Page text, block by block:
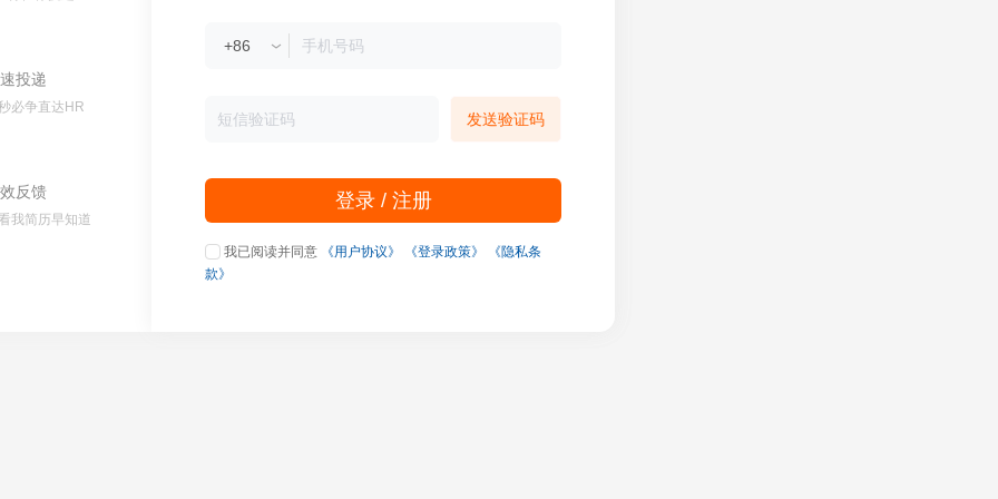
投递
必争直达HR
反馈
我简历早知道
发送验证码
登录 / 注册
我已阅读并同意 《用户协议》 《登录政策》
《隐私条
款》